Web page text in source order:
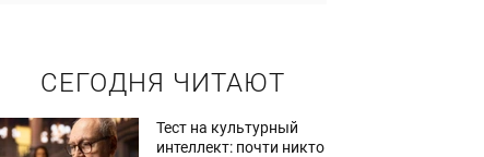
СЕГОДНЯ ЧИТАЮТ
Тест на культурный
интеллект: почти никто